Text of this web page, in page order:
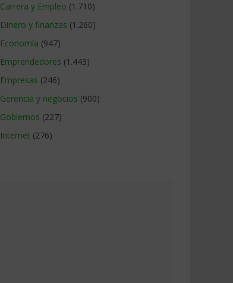
Carrera y Empleo (1.710)
Dinero y finanzas (1.260)
Economía (947)
Emprendedores (1.443)
Empresas (246)
Gerencia y negocios (900)
Gobiernos (227)
Internet (276)